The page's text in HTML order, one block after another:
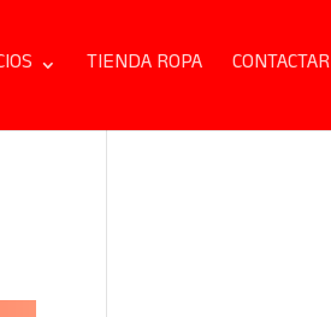
TIENDA ROPA CONTACTAR